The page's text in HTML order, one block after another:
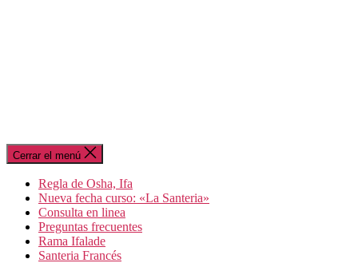
Cerrar el menú
Regla de Osha, Ifa
Nueva fecha curso: «La Santeria»
Consulta en linea
Preguntas frecuentes
Rama Ifalade
Santeria Francés